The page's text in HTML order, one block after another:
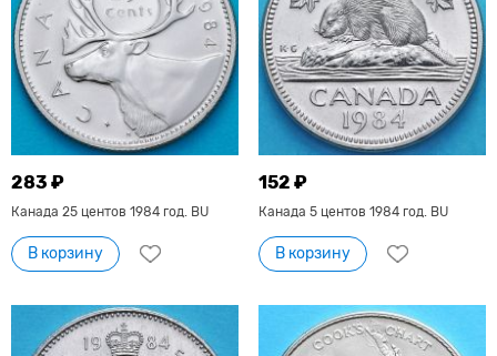
283 ₽
Канада 25 центов 1984 год. BU
В корзину
152 ₽
Канада 5 центов 1984 год. BU
В корзину